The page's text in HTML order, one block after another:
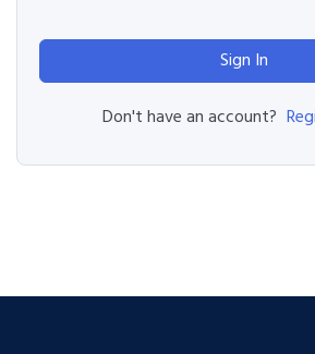
Sign In
Don't have an account?